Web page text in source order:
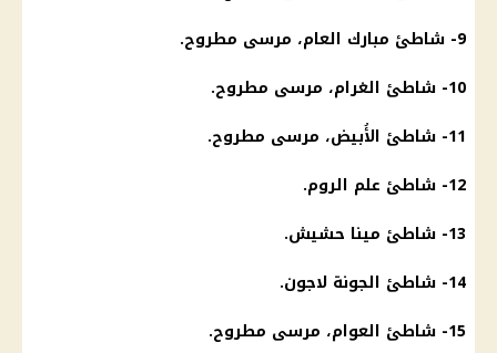
9- شاطئ مبارك العام،
مرسى مطروح.
10- شاطئ الغرام،
مرسى مطروح.
11- شاطئ الأُبيض، مرسى
مطروح.
12- شاطئ علم الروم.
13- شاطئ مينا حشيش.
14- شاطئ الجونة لاجون.
15- شاطئ العوام، مرسى
مطروح.